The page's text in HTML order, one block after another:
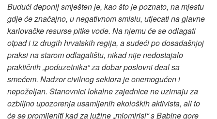
Budući deponij smješten je, kao što je poznato, na mjestu
gdje će značajno, u negativnom smislu, utjecati na glavne
karlovačke resurse pitke vode. Na njemu će se odlagati
otpad i iz drugih hrvatskih regija, a sudeći po dosadašnjoj
praksi na starom odlagalištu, nikad nije nedostajalo
praktičnih „poduzetnika“ za dobar poslovni deal sa
smećem. Nadzor civilnog sektora je onemogućen i
nepoželjan. Stanovnici lokalne zajednice ne uzimaju za
ozbiljno upozorenja usamljenih ekoloških aktivista, ali to
će se promijeniti kad za južine „miomirisi“ s Babine gore